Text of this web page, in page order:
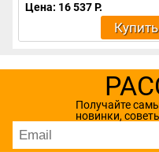
Цена: 16 537 Р.
Купить
Получайте
новинки,